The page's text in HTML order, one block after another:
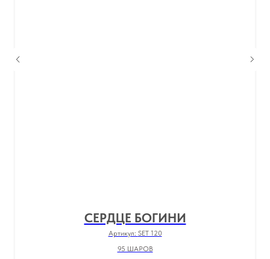
СЕРДЦЕ БОГИНИ
Артикул: SET 120
95 ШАРОВ